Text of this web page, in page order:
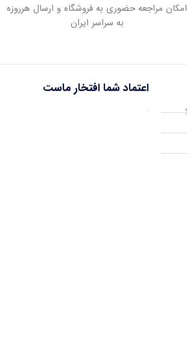
امکان مراجعه حضوری به فروشگاه و ارسال هرروزه
به سراسر ایران
اعتماد شما افتخار ماست